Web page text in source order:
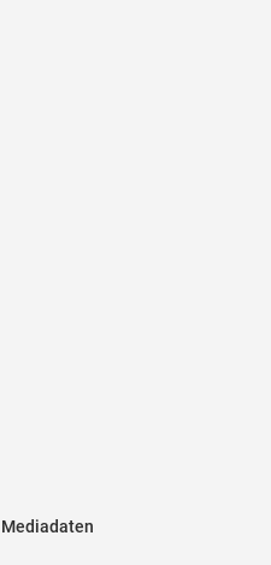
Mediadaten